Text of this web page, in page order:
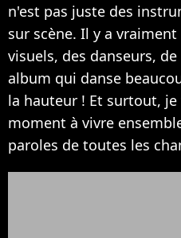
n'est pas juste des
sur scène. Il y a
visuels, des danseurs,
album qui danse
la hauteur ! Et surtout,
moment à vivre
paroles de toutes les